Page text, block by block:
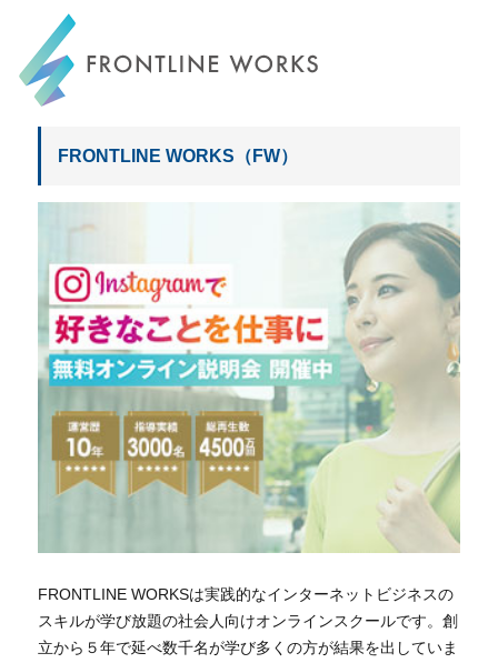
FRONTLINE WORKS
FRONTLINE WORKS（FW）
FRONTLINE WORKSは実践的なインターネットビジネスの
スキルが学び放題の社会人向けオンラインスクールです。創
立から５年で延べ数千名が学び多くの方が結果を出していま